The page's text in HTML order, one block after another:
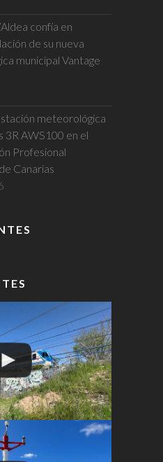
confía en
de su nueva
municipal Vantage
meteorológica
3R AWS100 en el
Profesional
Canarias